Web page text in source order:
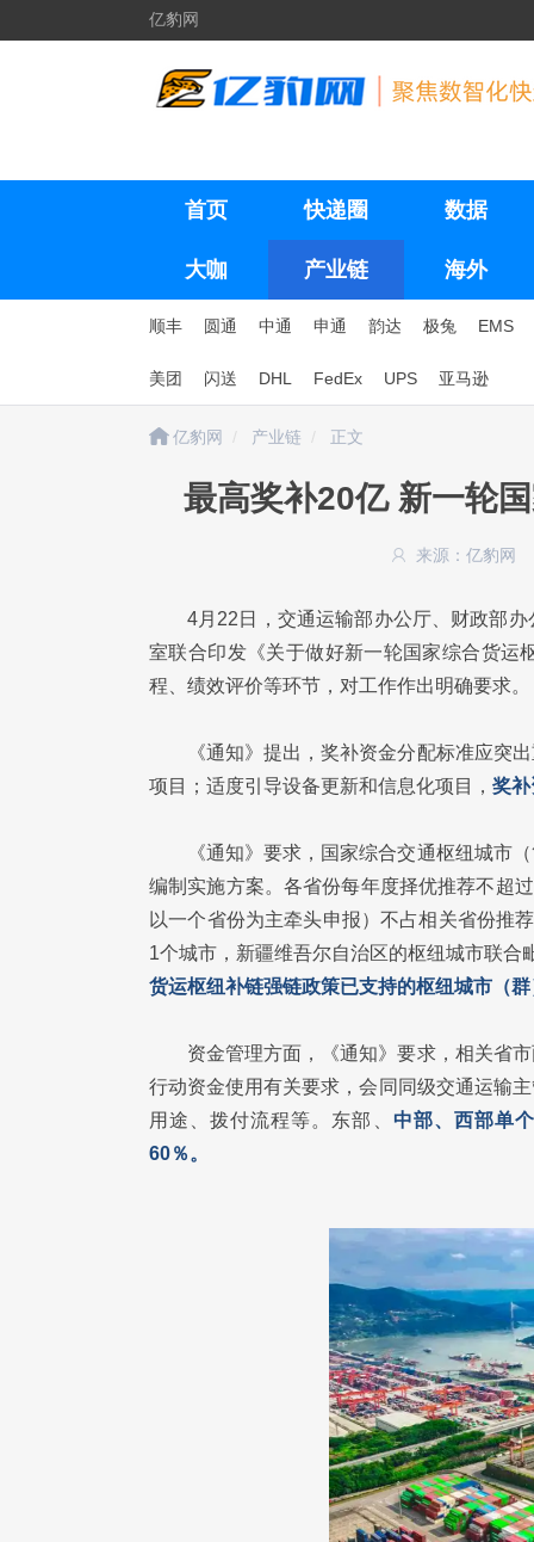
亿豹网
首页 快递圈 数据
大咖 产业链 海外
顺丰 圆通 中通 申通 韵达 极兔 EMS
美团 闪送 DHL FedEx UPS 亚马逊
亿豹网 产业链 正文
最高奖补20亿 新一轮
来源：亿豹网
4月22日，交通运输部办公厅、财政部
室联合印发《关于做好新一轮国家综合货运
程、绩效评价等环节，对工作作出明确要求。
《通知》提出，奖补资金分配标准应突
项目；适度引导设备更新和信息化项目， 奖
《通知》要求，国家综合交通枢纽城市
编制实施方案。各省份每年度择优推荐不超
以一个省份为主牵头申报）不占相关省份推
1个城市，新疆维吾尔自治区的枢纽城市联
货运枢纽补链强链政策已支持的枢纽城市（
资金管理方面，《通知》要求，相关省
行动资金使用有关要求，会同同级交通运输
用途、拨付流程等。东部、 中部、西部单
60％。